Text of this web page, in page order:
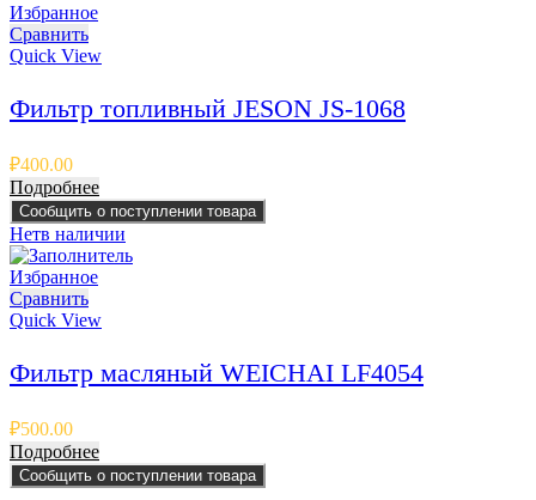
Избранное
Сравнить
Quick View
Фильтр топливный JESON JS-1068
₽400.00
Подробнее
Сообщить о поступлении товара
Нетв наличии
Избранное
Сравнить
Quick View
Фильтр масляный WEICHAI LF4054
₽500.00
Подробнее
Сообщить о поступлении товара